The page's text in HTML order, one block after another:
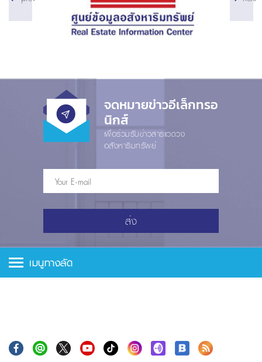
จดหมายข่าวอีเล็กทรอ
นิกส์
เพื่อร่วมรับข่าวสารแวดวง
อสังหาริมทรัพย์
ส่ง
เมนูทางลัด